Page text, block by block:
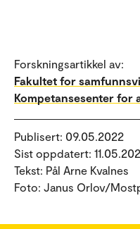
Forskningsartikkel av:
Fakultet for
Kompetansesenter for
Publisert: 09.05.2022
Sist oppdatert:
Tekst: Pål Arne Kvalnes
Foto: Janus Orlov/